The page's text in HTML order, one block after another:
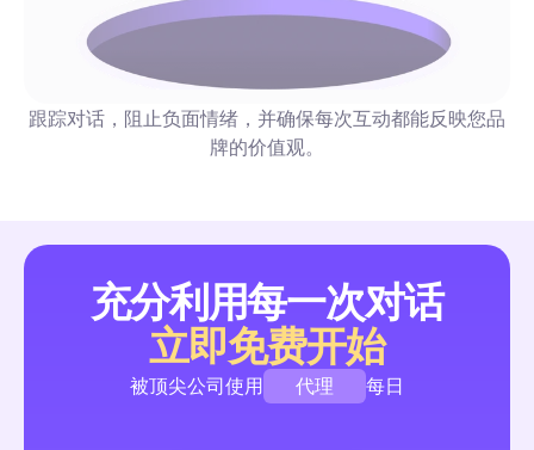
电子通讯：创作者和营销者的自动化和互动完整指南（
一个精选的电子通讯列表，提供可复制的社交自动化策略——包
漏斗、评论回复、审核功能——按阅读时间、成本/频率和自动
UGC内容：2026年营销人员扩大用户参与的完整自动
自动化优先初学者指南，提供即用型评论→DM流程、管理和权
跟踪对话，阻止负面情绪，并确保每次互动都能反映您品
牌的价值观。
充分利用每一次对话
立即免费开始
被顶尖公司使用 代理 每日